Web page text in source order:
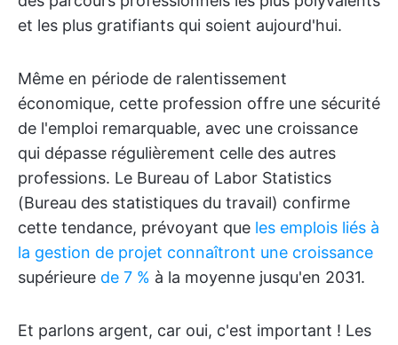
et les plus gratifiants qui soient aujourd'hui.
Même en période de ralentissement
économique, cette profession offre une sécurité
de l'emploi remarquable, avec une croissance
qui dépasse régulièrement celle des autres
professions. Le Bureau of Labor Statistics
(Bureau des statistiques du travail) confirme
cette tendance, prévoyant que les emplois liés à
la gestion de projet connaîtront une croissance
supérieure de 7 % à la moyenne jusqu'en 2031.
Et parlons argent, car oui, c'est important ! Les